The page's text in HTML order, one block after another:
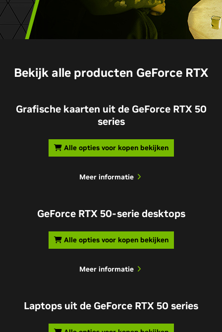
Bekijk alle producten GeForce RTX
Grafische kaarten uit de GeForce RTX 50
series
Alle opties voor kopen bekijken
Meer informatie
GeForce RTX 50-serie desktops
Alle opties voor kopen bekijken
Meer informatie
Laptops uit de GeForce RTX 50 series